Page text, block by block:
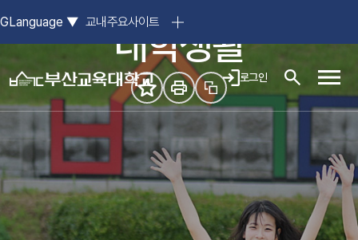
GLanguage ▼ 교내주요사이트
로그인 모바
대학생활